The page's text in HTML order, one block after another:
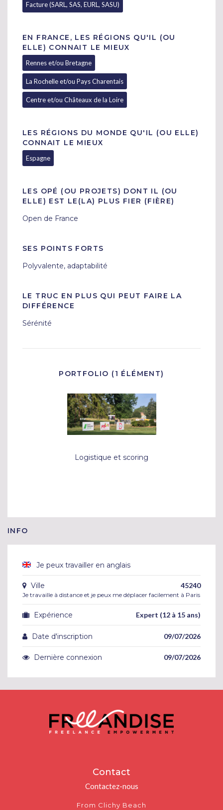
Facture (SARL, SAS, EURL, SASU)
EN FRANCE, LES RÉGIONS QU'IL (OU
ELLE) CONNAIT LE MIEUX
Rennes et/ou Bretagne
La Rochelle et/ou Pays Charentais
Centre et/ou Châteaux de la Loire
LES RÉGIONS DU MONDE QU'IL (OU ELLE)
CONNAIT LE MIEUX
Espagne
LES OPÉ (OU PROJETS) DONT IL (OU
ELLE) EST LE(LA) PLUS FIER (FIÈRE)
Open de France
SES POINTS FORTS
Polyvalente, adaptabilité
LE TRUC EN PLUS QUI PEUT FAIRE LA
DIFFÉRENCE
Sérénité
PORTFOLIO (1 ÉLÉMENT)
Logistique et scoring
INFO
Je peux travailler en anglais
Ville 45240
Je travaille à distance et je peux me déplacer facilement à Paris
Expérience Expert (12 à 15 ans)
Date d'inscription 09/07/2026
Dernière connexion 09/07/2026
Contact
Contactez-nous
From Clichy Beach